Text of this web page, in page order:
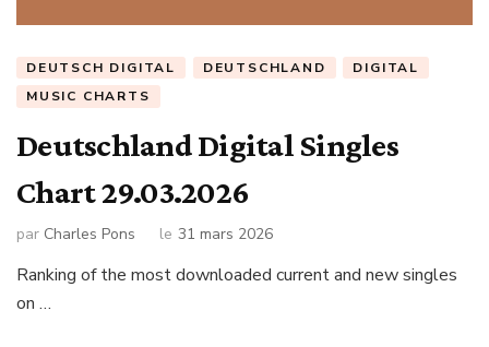
DEUTSCH DIGITAL DEUTSCHLAND
DIGITAL
MUSIC CHARTS
Deutschland Digital Singles
Chart 29.03.2026
par Charles Pons le 31 mars 2026
Ranking of the most downloaded current and new singles
on …